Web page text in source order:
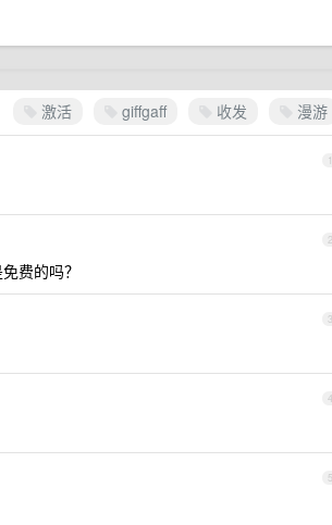
激活 giffgaff 收发 漫游
1
2
费的吗？
3
4
5